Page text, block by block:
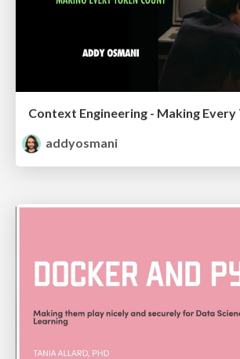
Context Engineering - Making Every
addyosmani